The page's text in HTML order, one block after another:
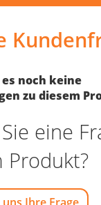
noch keine
zu diesem
eine
Produkt?